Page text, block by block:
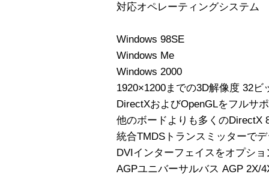
対応オペレーティングシステム
Windows 98SE
Windows Me
Windows 2000
1920×1200までの3D解像度 32
DirectXおよびOpenGLをフルサ
他のボードよりも多くのDirectX
統合TMDSトランスミッターで
DVIインターフェイスをオプショ
AGPユニバーサルバス AGP 2X/